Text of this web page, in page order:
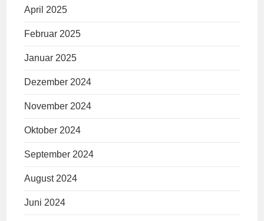
April 2025
Februar 2025
Januar 2025
Dezember 2024
November 2024
Oktober 2024
September 2024
August 2024
Juni 2024